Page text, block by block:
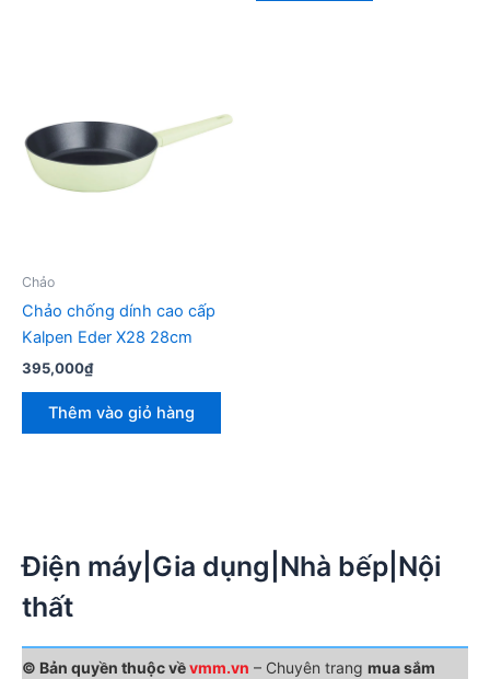
Chảo
Chảo chống dính cao cấp
Kalpen Eder X28 28cm
395,000₫
Thêm vào giỏ hàng
Điện máy|Gia dụng|Nhà bếp|Nội
thất
© Bản quyền thuộc vềvmm.vn – Chuyên trang mua sắm